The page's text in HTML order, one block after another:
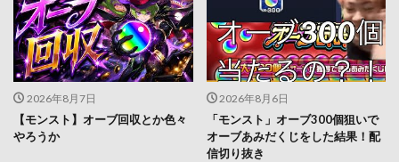
2026年8月7日
【モンスト】オーブ回収とか色々
やろうか
2026年8月6日
「モンスト」オーブ300個狙いで
オーブあみだくじをした結果！配
信切り抜き